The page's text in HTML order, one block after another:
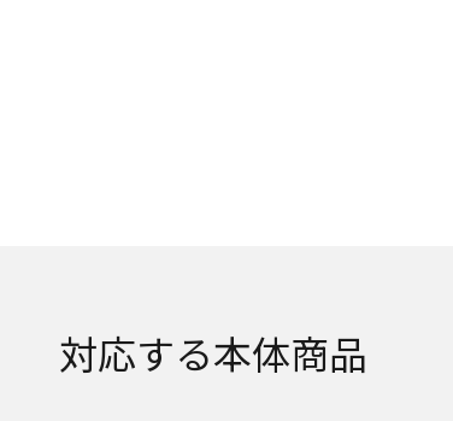
対応する本体商品